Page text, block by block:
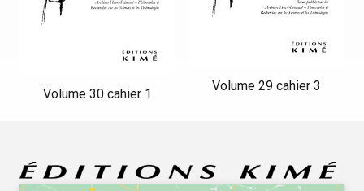
Volume 30 cahier 1
Volume 29 cahier 3